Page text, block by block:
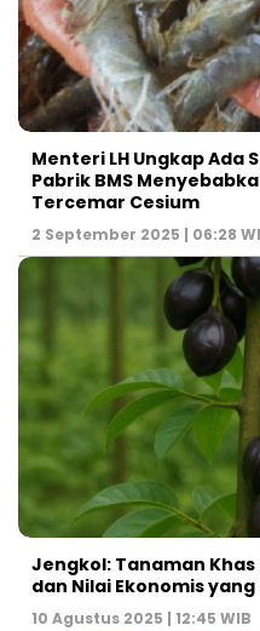
Menteri LH Ungkap Ada
Pabrik BMS
Tercemar Cesium
2 September 2025 | 06:28
Jengkol: Tanaman
dan Nilai Ekonomis
10 Agustus 2025 | 12:45 WIB